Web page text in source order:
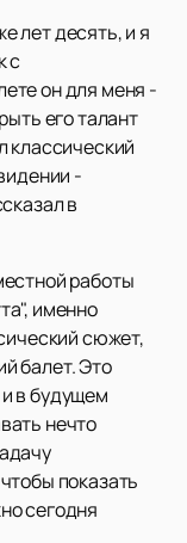
лет десять, и я
с
он для меня -
его талант
классический
-
в
работы
именно
сюжет,
балет. Это
в будущем
нечто
показать
сегодня